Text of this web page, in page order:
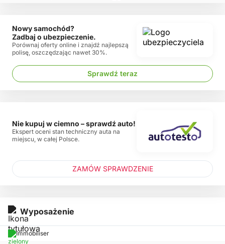
Wyposażenie
Immobiliser
Nowy samochód?
Zadbaj o ubezpieczenie.
Porównaj oferty online i znajdź najlepszą
polisę, oszczędzając nawet 30%.
Sprawdź teraz
Nie kupuj w ciemno – sprawdź auto!
Ekspert oceni stan techniczny auta na
miejscu, w całej Polsce.
ZAMÓW SPRAWDZENIE